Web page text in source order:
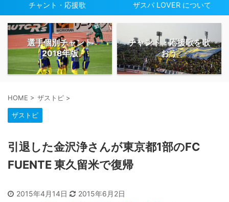
チャント・応援歌 ザスパ LOVER について
選手個別チャント
2018年版
チャント・応援歌を歌
おう
HOME > ザストピ >
ザストピ
引退した金沢浄さんが東京都1部のFC
FUENTE 東久留米で復帰
2015年4月14日 2015年6月2日